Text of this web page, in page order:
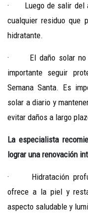
· Luego de salir del
cualquier residuo que
hidratante.
· El daño solar no
importante seguir
Semana Santa. Es
solar a diario y
evitar daños a largo
La especialista
lograr una renovación
· Hidratación
ofrece ala piel y
aspecto saludable y